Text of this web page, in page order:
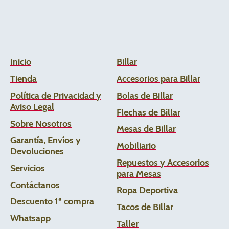
Inicio
Tienda
Política de Privacidad y
Aviso Legal
Sobre Nosotros
Garantía, Envíos y
Devoluciones
Servicios
Contáctanos
Descuento 1ª compra
Whatsapp
Billar
Accesorios para Billar
Bolas de Billar
Flechas de Billar
Mesas de Billar
Mobiliario
Repuestos y Accesorios
para Mesas
Ropa Deportiva
Tacos de Billar
Taller